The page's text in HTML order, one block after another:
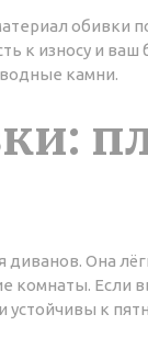
обивки
к износу и
камни.
Она
комнаты. Если
к